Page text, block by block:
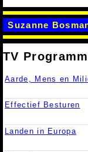
Suzanne
TV
Aarde, Mens en
Effectief Besturen
Landen in Europa